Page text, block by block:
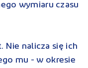
wymiaru czasu
Nie nalicza się ich
mu - w okresie